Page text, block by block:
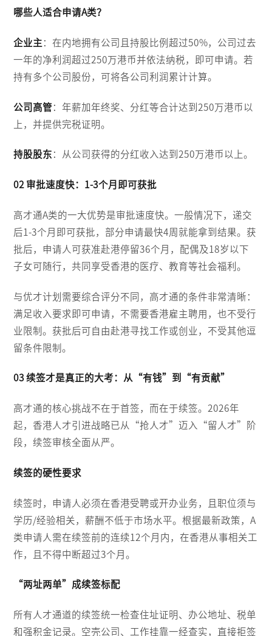
哪些人适合申请A类？
企业主 ：在内地拥有公司且持股比例超过50%，公司过去
一年的净利润超过250万港币并依法纳税，即可申请。若
持有多个公司股份，可将各公司利润累计计算。
公司高管 ：年薪加年终奖、分红等合计达到250万港币以
上，并提供完税证明。
持股股东 ：从公司获得的分红收入达到250万港币以上。
02 审批速度快：1-3个月即可获批
高才通A类的一大优势是审批速度快。一般情况下，递交
后1-3个月即可获批，部分申请最快4周就能拿到结果。获
批后，申请人可获准赴港停留36个月，配偶及18岁以下
子女可随行，共同享受香港的医疗、教育等社会福利。
与优才计划需要综合评分不同，高才通的条件非常清晰：
满足收入要求即可申请，不需要香港雇主聘用，也不受行
业限制。获批后可自由赴港寻找工作或创业，不受其他逗
留条件限制。
03 续签才是真正的大考：从“有钱”到“有贡献”
高才通的核心挑战不在于首签，而在于续签。2026年
起，香港人才引进战略已从“抢人才”迈入“留人才”阶
段，续签审核全面从严。
续签的硬性要求
续签时，申请人必须在香港受聘或开办业务，且职位须与
学历/经验相关，薪酬不低于市场水平。根据最新政策，A
类申请人需在续签前的连续12个月内，在香港从事相关工
作，且不得中断超过3个月。
“两址两单”成续签标配
所有人才通道的续签统一检查住址证明、办公地址、税单
和强积金记录。空壳公司、工作挂靠一经查实，直接拒签